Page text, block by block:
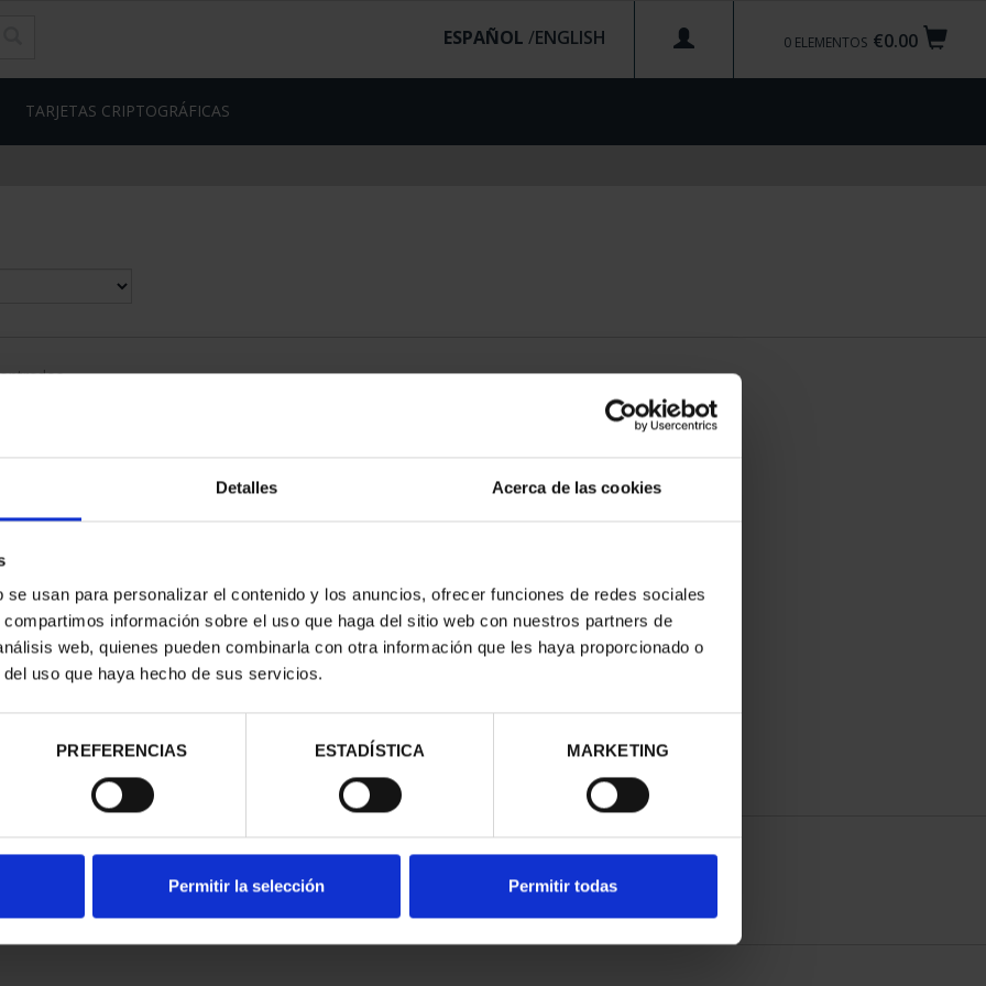
Detalles Acerca de las cookies
usan para personalizar el contenido y los anuncios, ofrecer funciones de redes sociales
información sobre el uso que haga del sitio web con nuestros partners de
web, quienes pueden combinarla con otra información que les haya proporcionado o
uso que haya hecho de sus servicios.
PREFERENCIAS ESTADÍSTICA MARKETING
Permitir la selección Permitir todas
€0.00
0 ELEMENTOS
ESPAÑOL /
TARJETAS CRIPTOGRÁFICAS
CIUDADES
DE LA HU...
€
registrados